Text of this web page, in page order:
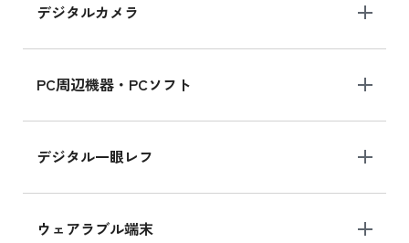
デジタルカメラ
PC周辺機器・PCソフト
デジタル一眼レフ
ウェアラブル端末
MK2K3J/Aの新品買取価格はこちら